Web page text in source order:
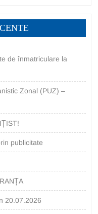
de înmatriculare la
Zonal (PUZ) –
publicitate
20.07.2026